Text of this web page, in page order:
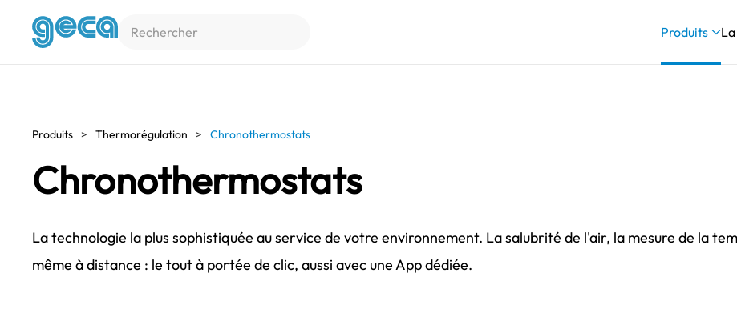
Accéder au contenu principal
Produits
Produits Thermorégulation Chronothermostats
Chronothermostats
La technologie la plus sophistiquée au service de votre environnement. La salubrité de l'air, la mesure de la
même à distance : le tout à portée de clic, aussi avec une App dédiée.